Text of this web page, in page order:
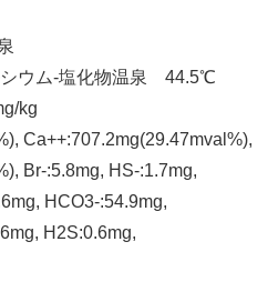
シウム-塩化物温泉 44.5℃
kg
Ca++:707.2mg(29.47mval%),
Br-:5.8mg, HS-:1.7mg,
HCO3-:54.9mg,
H2S:0.6mg,